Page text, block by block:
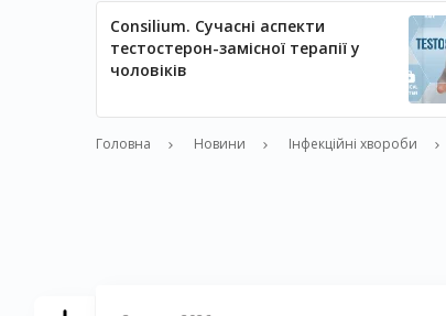
Consilium. Сучасні аспекти
тестостерон-замісної терапії у
чоловіків
Головна Новини Інфекційні хвороби